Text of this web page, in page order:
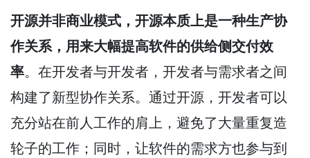
开源并非商业模式，开源本质上是一种生产协
作关系，用来大幅提高软件的供给侧交付效
率。在开发者与开发者，开发者与需求者之间
构建了新型协作关系。通过开源，开发者可以
充分站在前人工作的肩上，避免了大量重复造
轮子的工作；同时，让软件的需求方也参与到